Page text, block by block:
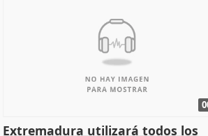
Extremadura utilizará todos los